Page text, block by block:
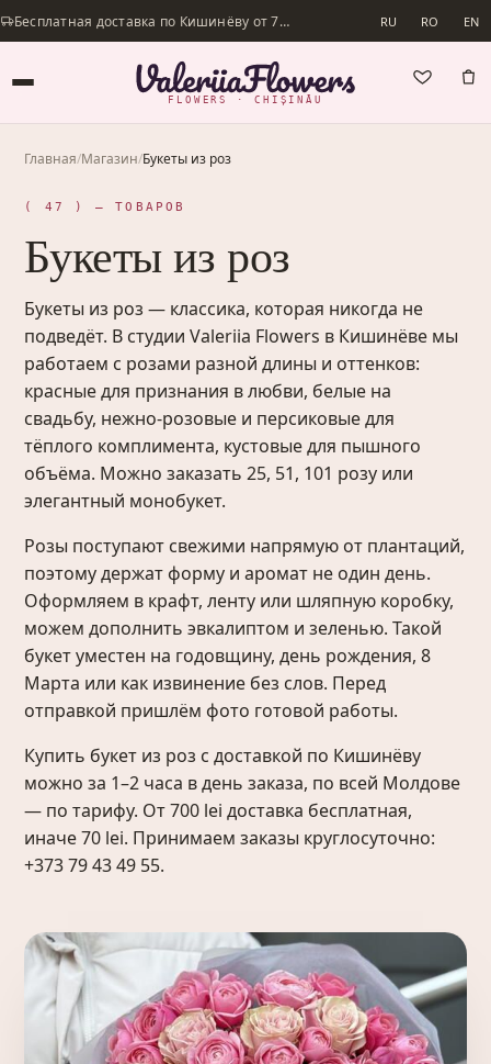
Бесплатная доставка по Кишинёву от 700 lei · Доставим в день заказа RU RO EN
FLOWERS · CHIȘINĂU
Главная/Магазин/Букеты из роз
( 47 ) — ТОВАРОВ
Букеты из роз
Букеты из роз — классика, которая никогда не
подведёт. В студии Valeriia Flowers в Кишинёве мы
работаем с розами разной длины и оттенков:
красные для признания в любви, белые на
свадьбу, нежно-розовые и персиковые для
тёплого комплимента, кустовые для пышного
объёма. Можно заказать 25, 51, 101 розу или
элегантный монобукет.
Розы поступают свежими напрямую от плантаций,
поэтому держат форму и аромат не один день.
Оформляем в крафт, ленту или шляпную коробку,
можем дополнить эвкалиптом и зеленью. Такой
букет уместен на годовщину, день рождения, 8
Марта или как извинение без слов. Перед
отправкой пришлём фото готовой работы.
Купить букет из роз с доставкой по Кишинёву
можно за 1–2 часа в день заказа, по всей Молдове
— по тарифу. От 700 lei доставка бесплатная,
иначе 70 lei. Принимаем заказы круглосуточно:
+373 79 43 49 55.